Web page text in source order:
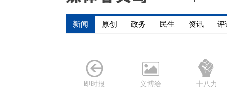
新闻 原创 政务 民生 资讯 评
即时报 义博绘 十八力